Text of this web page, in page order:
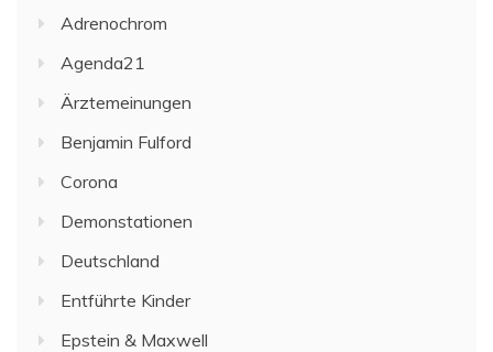
Adrenochrom
Agenda21
Ärztemeinungen
Benjamin Fulford
Corona
Demonstationen
Deutschland
Entführte Kinder
Epstein & Maxwell